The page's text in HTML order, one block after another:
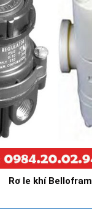
Rơ le khí Bellofram